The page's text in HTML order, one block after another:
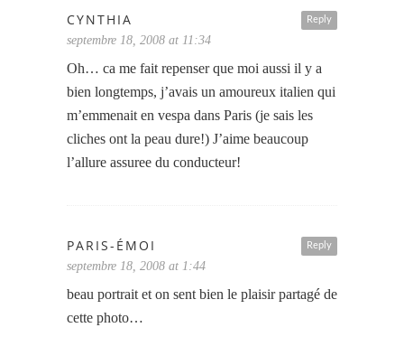
Reply
CYNTHIA
septembre 18, 2008 at 11:34
Oh… ca me fait repenser que moi aussi il y a
bien longtemps, j’avais un amoureux italien qui
m’emmenait en vespa dans Paris (je sais les
cliches ont la peau dure!) J’aime beaucoup
l’allure assuree du conducteur!
Reply
PARIS-ÉMOI
septembre 18, 2008 at 1:44
beau portrait et on sent bien le plaisir partagé de
cette photo…